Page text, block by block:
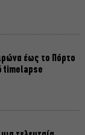
έως το Πόρτο
timelapse